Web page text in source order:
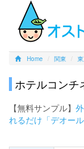
Home 関東
ホテルコンチ
【無料サンプル】
れるだけ「デオー